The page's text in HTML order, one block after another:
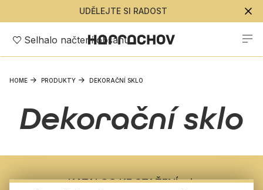
UDĚLEJTE SI RADOST
Selhalo načtení obsahu
HOME PRODUKTY DEKORAČNÍ SKLO
Dekorační sklo
KATALOG KE STAŽENÍ